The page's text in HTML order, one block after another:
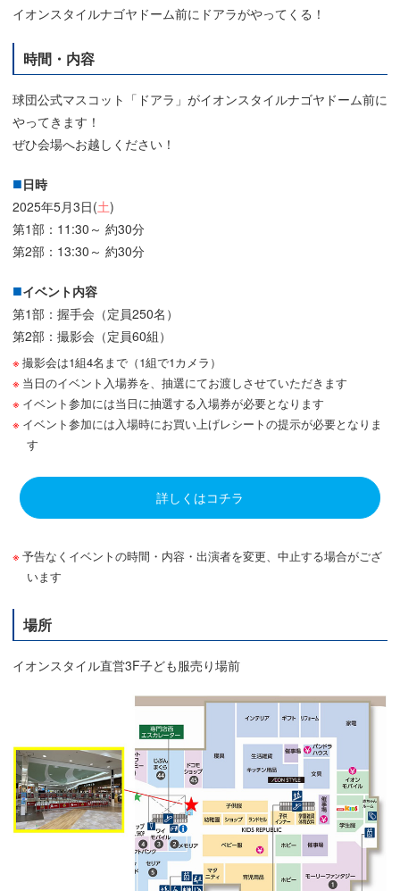
イオンスタイルナゴヤドーム前にドアラがやってくる！
時間・内容
球団公式マスコット「ドアラ」がイオンスタイルナゴヤドーム前に
やってきます！
ぜひ会場へお越しください！
日時
2025年5月3日(土)
第1部：11:30～ 約30分
第2部：13:30～ 約30分
イベント内容
第1部：握手会（定員250名）
第2部：撮影会（定員60組）
撮影会は1組4名まで（1組で1カメラ）
当日のイベント入場券を、抽選にてお渡しさせていただきます
イベント参加には当日に抽選する入場券が必要となります
イベント参加には入場時にお買い上げレシートの提示が必要となりま
す
詳しくはコチラ
予告なくイベントの時間・内容・出演者を変更、中止する場合がござ
います
場所
イオンスタイル直営3F子ども服売り場前